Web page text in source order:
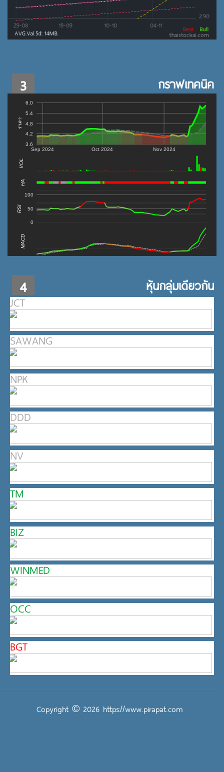
3 กราฟเทคนิค
Sep 2024 Oct 2024 Nov 2024
3.6
4.2
4.8
5.4
6.0
ราคา
VOL
HA
0
50
100
RSI
MACD
4 หุ้นกลุ่มเดียวกัน
JCT
SAWANG
NPK
DDD
NV
TM
BIZ
WINMED
OCC
BGT
Copyright © 2026 https://www.pirapat.com